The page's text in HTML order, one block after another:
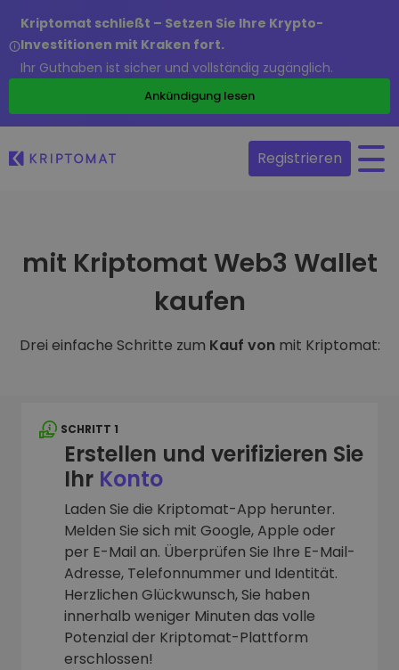
Kriptomat schließt – Setzen Sie Ihre Krypto-
Investitionen mit Kraken fort.
Ihr Guthaben ist sicher und vollständig zugänglich.
Ankündigung lesen
Registrieren
mit Kriptomat Web3 Wallet
kaufen
Drei einfache Schritte zum Kauf von mit Kriptomat:
SCHRITT 1
Erstellen und verifizieren Sie
Ihr Konto
Laden Sie die Kriptomat-App herunter.
Melden Sie sich mit Google, Apple oder
per E-Mail an. Überprüfen Sie Ihre E-Mail-
Adresse, Telefonnummer und Identität.
Herzlichen Glückwunsch, Sie haben
innerhalb weniger Minuten das volle
Potenzial der Kriptomat-Plattform
erschlossen!